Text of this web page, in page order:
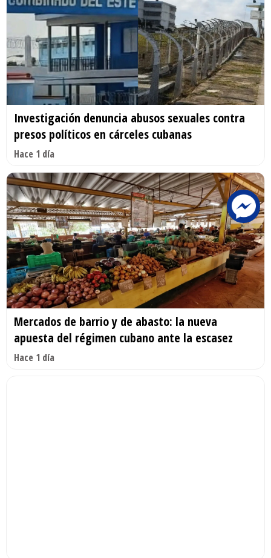
Investigación denuncia abusos sexuales contra
presos políticos en cárceles cubanas
Hace 1 día
Mercados de barrio y de abasto: la nueva
apuesta del régimen cubano ante la escasez
Hace 1 día